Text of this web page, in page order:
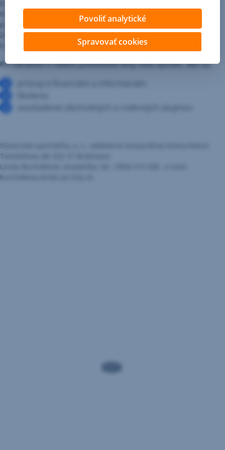
Európskym patentovým úradom sú v priemere udeľované ženám.
Iba pätina podnikov v EÚ, ktoré začali ako startupy (začínajúce
podniky s inovatívnym nápadom) s rizikovým kapitálom, patrí
ženám. Ženy podľa Európskej komisie takisto v biznise menej
inovujú ako muži.
Pri zakladaní a riadení podnikania ženy čelia výzvam, ako sú:
Slovenská sporiteľňa, a. s., oddelenie korporátnej komunikácie
Tomášikova 48, 832 37 Bratislava
Lenka Buchláková, analytička, tel.: 0904 519 308 , e-mail:
buchlakova.lenka (a) slsp.sk
Povoliť analytické
Spravovať cookies